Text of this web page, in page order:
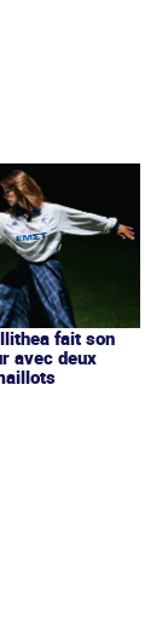
fait son
avec deux